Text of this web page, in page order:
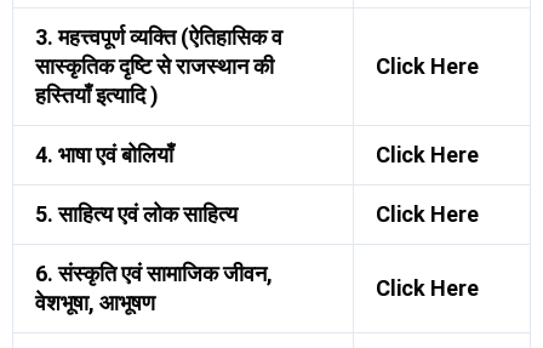
3. महत्त्वपूर्ण व्यक्ति (ऐतिहासिक व
सास्कृतिक दृष्टि से राजस्थान की
हस्तियाँ इत्यादि )
Click Here
4. भाषा एवं बोलियाँ Click Here
5. साहित्य एवं लोक साहित्य Click Here
6. संस्कृति एवं सामाजिक जीवन,
वेशभूषा, आभूषण
Click Here